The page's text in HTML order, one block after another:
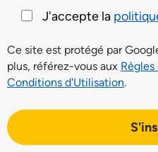
J'accepte la
Ce site est protégé par
plus, référez-vous aux
Conditions d'Utilisation.